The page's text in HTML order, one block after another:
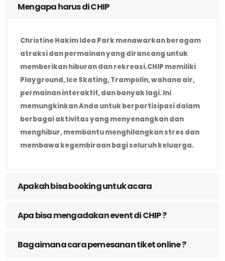
Mengapa harus di CHIP
Christine Hakim Idea Park menawarkan beragam
atraksi dan permainan yang dirancang untuk
memberikan hiburan dan rekreasi.CHIP memiliki
Playground, Ice Skating, Trampolin, wahana air,
permainan interaktif, dan banyak lagi. Ini
memungkinkan Anda untuk berpartisipasi dalam
berbagai aktivitas yang menyenangkan dan
menghibur, membantu menghilangkan stres dan
membawa kegembiraan bagi seluruh keluarga.
Apakah bisa booking untuk acara
Apa bisa mengadakan event di CHIP ?
Bagaimana cara pemesanan tiket online ?